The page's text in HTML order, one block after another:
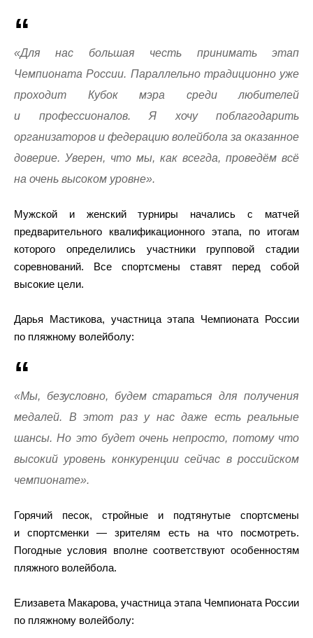
«Для нас большая честь принимать этап
Чемпионата России. Параллельно традиционно уже
проходит Кубок мэра среди любителей
и профессионалов. Я хочу поблагодарить
организаторов и федерацию волейбола за оказанное
доверие. Уверен, что мы, как всегда, проведём всё
на очень высоком уровне».
Мужской и женский турниры начались с матчей
предварительного квалификационного этапа, по итогам
которого определились участники групповой стадии
соревнований. Все спортсмены ставят перед собой
высокие цели.
Дарья Мастикова, участница этапа Чемпионата России
по пляжному волейболу:
«Мы, безусловно, будем стараться для получения
медалей. В этот раз у нас даже есть реальные
шансы. Но это будет очень непросто, потому что
высокий уровень конкуренции сейчас в российском
чемпионате».
Горячий песок, стройные и подтянутые спортсмены
и спортсменки — зрителям есть на что посмотреть.
Погодные условия вполне соответствуют особенностям
пляжного волейбола.
Елизавета Макарова, участница этапа Чемпионата России
по пляжному волейболу: